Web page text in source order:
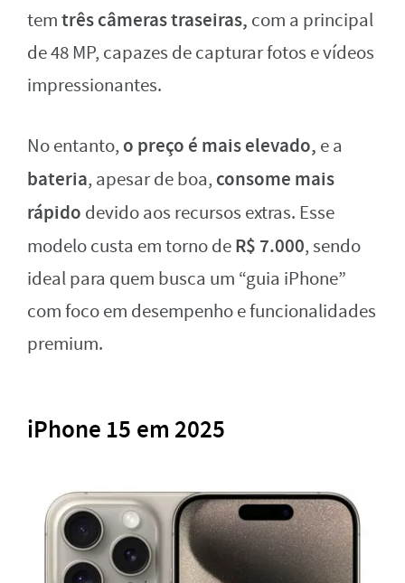
temtrês câmeras traseiras, com a principal
de 48 MP, capazes de capturar fotos e vídeos
impressionantes.
No entanto, o preço é mais elevado, e a
bateria, apesar de boa, consome mais
rápido devido aos recursos extras. Esse
modelo custa em torno deR$ 7.000, sendo
ideal para quem busca um “guia iPhone”
com foco em desempenho e funcionalidades
premium.
iPhone 15 em 2025